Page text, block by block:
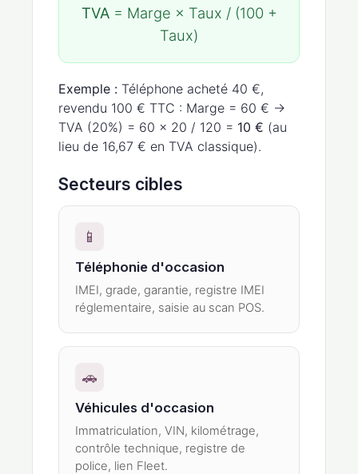
TVA= Marge × Taux / (100 +
Taux)
Exemple : Téléphone acheté 40 €,
revendu 100 € TTC : Marge = 60 € →
TVA (20%) = 60 × 20 / 120 = 10 € (au
lieu de 16,67 € en TVA classique).
Secteurs cibles
📱
Téléphonie d'occasion
IMEI, grade, garantie, registre IMEI
réglementaire, saisie au scan POS.
🚗
Véhicules d'occasion
Immatriculation, VIN, kilométrage,
contrôle technique, registre de
police, lien Fleet.